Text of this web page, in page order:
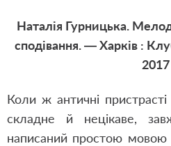
Наталія Гурницька.
сподівання. — Харків :
2017
Коли ж античні
складне й нецікаве,
написаний простою